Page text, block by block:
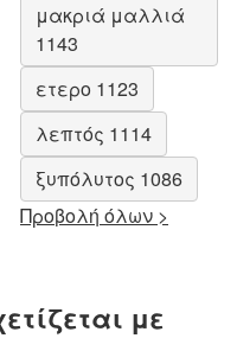
μακριά μαλλιά
1143
ετερο 1123
λεπτός 1114
ξυπόλυτος 1086
Προβολή όλων >
με